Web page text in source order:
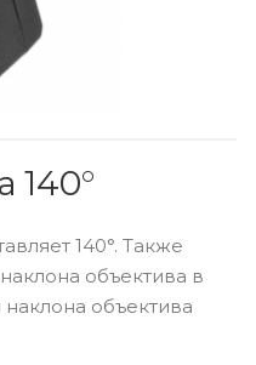
140°
140°. Также
объектива в
объектива